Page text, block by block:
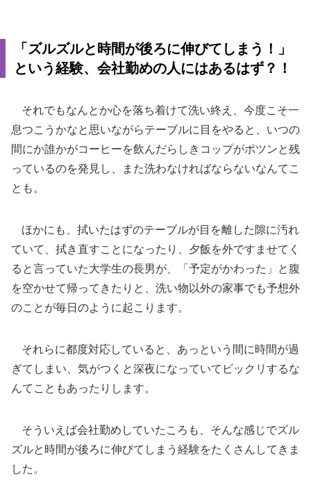
「ズルズルと時間が後ろに伸びてしまう！」
という経験、会社勤めの人にはあるはず？！
それでもなんとか心を落ち着けて洗い終え、今度こそ一
息つこうかなと思いながらテーブルに目をやると、いつの
間にか誰かがコーヒーを飲んだらしきコップがポツンと残
っているのを発見し、また洗わなければならないなんてこ
とも。
ほかにも、拭いたはずのテーブルが目を離した隙に汚れ
ていて、拭き直すことになったり、夕飯を外ですませてく
ると言っていた大学生の長男が、「予定がかわった」と腹
を空かせて帰ってきたりと、洗い物以外の家事でも予想外
のことが毎日のように起こります。
それらに都度対応していると、あっという間に時間が過
ぎてしまい、気がつくと深夜になっていてビックリするな
んてこともあったりします。
そういえば会社勤めしていたころも、そんな感じでズル
ズルと時間が後ろに伸びてしまう経験をたくさんしてきま
した。